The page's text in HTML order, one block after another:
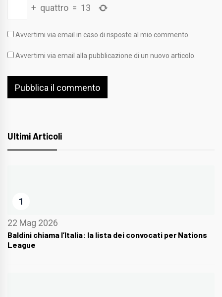
+ quattro = 13
Avvertimi via email in caso di risposte al mio commento.
Avvertimi via email alla pubblicazione di un nuovo articolo.
Ultimi Articoli
1
22 Mag 2026
Baldini chiama l’Italia: la lista dei convocati per Nations
League